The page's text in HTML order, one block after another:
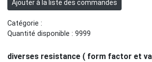
Catégorie :
Quantité disponible : 9999
diverses resistance ( form factor et